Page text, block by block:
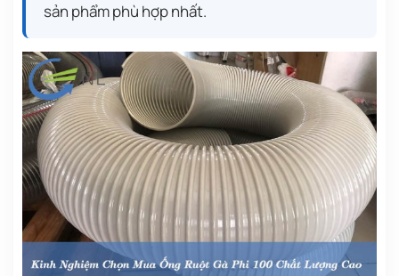
sản phẩm phù hợp nhất.